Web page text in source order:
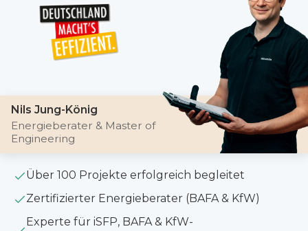
Nils Jung-König
Energieberater & Master of
Engineering
Über 100 Projekte erfolgreich begleitet
Zertifizierter Energieberater (BAFA & KfW)
Experte für iSFP, BAFA & KfW-